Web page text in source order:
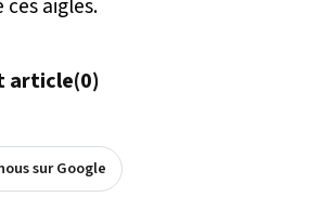
aigles.
article(0)
sur Google